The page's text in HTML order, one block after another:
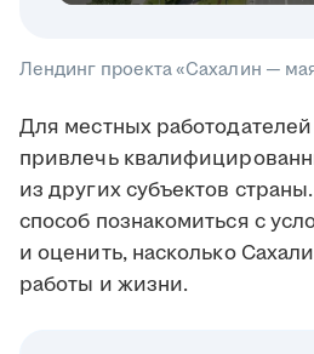
Лендинг проекта «Сахалин —
Для местных
привлечь
из других субъектов
способ познакомиться с
и оценить, насколько
работы и жизни.